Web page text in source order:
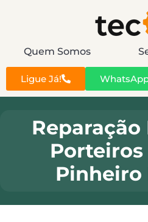
Quem Somos
Ligue Já!
Reparação
Porteiros
Pinheiro